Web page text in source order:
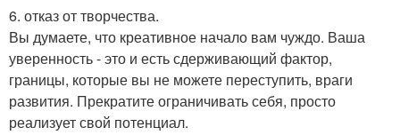
6. отказ от творчества.
Вы думаете, что креативное начало вам чуждо. Ваша
уверенность - это и есть сдерживающий фактор,
границы, которые вы не можете переступить, враги
развития. Прекратите ограничивать себя, просто
реализует свой потенциал.